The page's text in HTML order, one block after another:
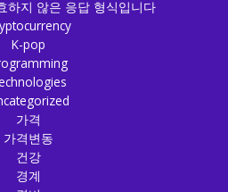
하지 않은 응답 형식입니다
K-pop
가격
가격변동
건강
경계